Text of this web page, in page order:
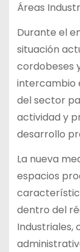
Áreas
Durante el
situación
cordobeses
intercambio
del sector
actividad y
desarrollo
La nueva
espacios
dentro del
Industriales,